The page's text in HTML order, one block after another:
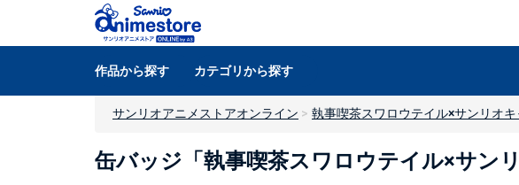
作品から探す カテゴリから探す
サンリオアニメストアオンライン 執事喫茶スワロウテイル×サンリオ
缶バッジ「執事喫茶スワロウテイル×サン